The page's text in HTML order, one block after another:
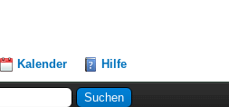
Kalender Hilfe